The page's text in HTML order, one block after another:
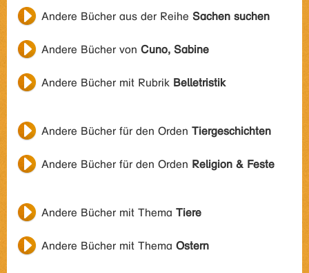
Andere Bücher aus der Reihe Sachen suchen
Andere Bücher von Cuno, Sabine
Andere Bücher mit Rubrik Belletristik
Andere Bücher für den Orden Tiergeschichten
Andere Bücher für den Orden Religion & Feste
Andere Bücher mit Thema Tiere
Andere Bücher mit Thema Ostern